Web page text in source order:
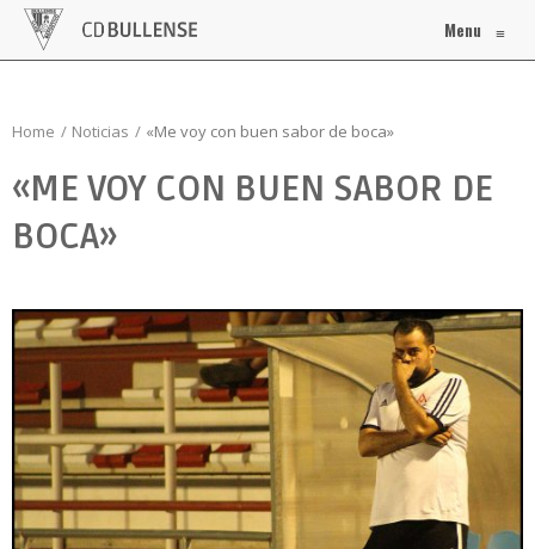
Menu ≡
Home Noticias «Me voy con buen sabor de boca»
«ME VOY CON BUEN SABOR DE
BOCA»